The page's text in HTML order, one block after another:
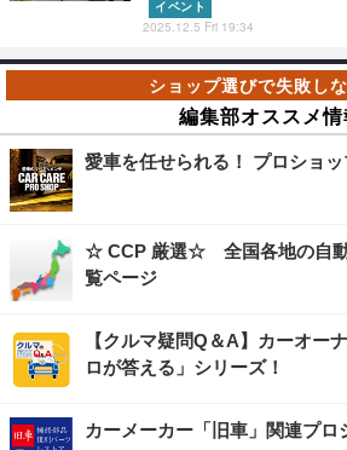
イベント
2025.12.5 Fri 19:34
編集部オススメ情
愛車を任せられる！ プロショ
☆ CCP 厳選☆ 全国各地の自動
覧ページ
【クルマ疑問Q＆A】カーオー
ロが答える」シリーズ！
カーメーカー「旧車」関連プロ